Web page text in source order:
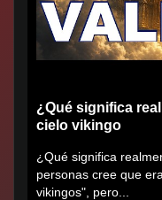
¿Qué significa
cielo vikingo
¿Qué significa
personas cree que
vikingos", pero...